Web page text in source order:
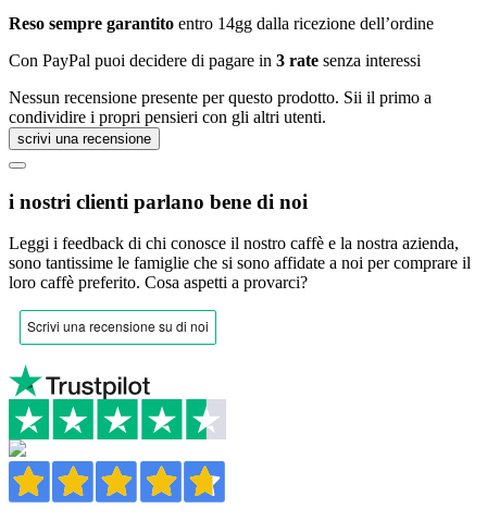
Reso sempre garantito entro 14gg dalla ricezione dell’ordine
Con PayPal puoi decidere di pagare in 3 rate senza interessi
Nessun recensione presente per questo prodotto. Sii il primo a
condividire i propri pensieri con gli altri utenti.
scrivi una recensione
i nostri clienti parlano bene di noi
Leggi i feedback di chi conosce il nostro caffè e la nostra azienda,
sono tantissime le famiglie che si sono affidate a noi per comprare il
loro caffè preferito. Cosa aspetti a provarci?